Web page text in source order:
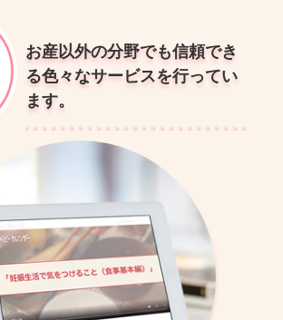
お産以外の分野でも信頼でき
る色々なサービスを行ってい
ます。